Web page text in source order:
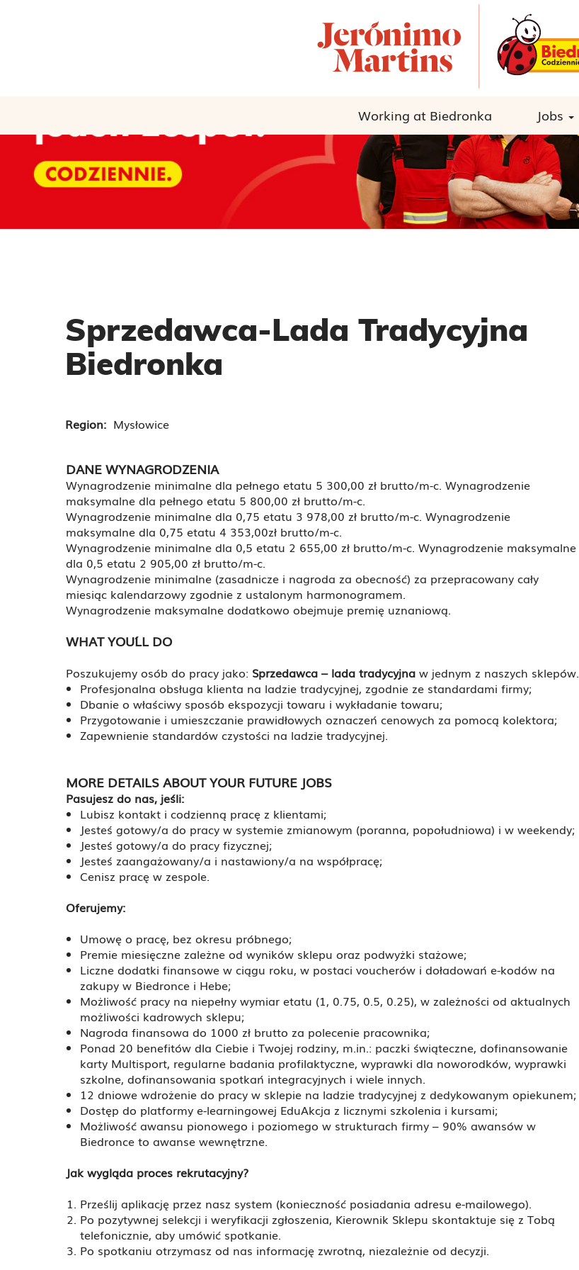
Working at Biedronka Jobs
Sprzedawca-Lada Tradycyjna
Biedronka
Region: Mysłowice
DANE WYNAGRODZENIA
Wynagrodzenie minimalne dla pełnego etatu 5 300,00 zł brutto/m-c. Wynagrodzenie
maksymalne dla pełnego etatu 5 800,00 zł brutto/m-c.
Wynagrodzenie minimalne dla 0,75 etatu 3 978,00 zł brutto/m-c. Wynagrodzenie
maksymalne dla 0,75 etatu 4 353,00zł brutto/m-c.
Wynagrodzenie minimalne dla 0,5 etatu 2 655,00 zł brutto/m-c. Wynagrodzenie maksymalne
dla 0,5 etatu 2 905,00 zł brutto/m-c.
Wynagrodzenie minimalne (zasadnicze i nagroda za obecność) za przepracowany cały
miesiąc kalendarzowy zgodnie z ustalonym harmonogramem.
Wynagrodzenie maksymalne dodatkowo obejmuje premię uznaniową.
WHAT YOU´LL DO
Poszukujemy osób do pracy jako: Sprzedawca – lada tradycyjna w jednym z naszych sklepów.
Profesjonalna obsługa klienta na ladzie tradycyjnej, zgodnie ze standardami firmy;
Dbanie o właściwy sposób ekspozycji towaru i wykładanie towaru;
Przygotowanie i umieszczanie prawidłowych oznaczeń cenowych za pomocą kolektora;
Zapewnienie standardów czystości na ladzie tradycyjnej.
MORE DETAILS ABOUT YOUR FUTURE JOBS
Pasujesz do nas, jeśli:
Lubisz kontakt i codzienną pracę z klientami;
Jesteś gotowy/a do pracy w systemie zmianowym (poranna, popołudniowa) i w weekendy;
Jesteś gotowy/a do pracy fizycznej;
Jesteś zaangażowany/a i nastawiony/a na współpracę;
Cenisz pracę w zespole.
Oferujemy:
Umowę o pracę, bez okresu próbnego;
Premie miesięczne zależne od wyników sklepu oraz podwyżki stażowe;
Liczne dodatki finansowe w ciągu roku, w postaci voucherów i doładowań e-kodów na
zakupy w Biedronce i Hebe;
Możliwość pracy na niepełny wymiar etatu (1, 0.75, 0.5, 0.25), w zależności od aktualnych
możliwości kadrowych sklepu;
Nagroda finansowa do 1000 zł brutto za polecenie pracownika;
Ponad 20 benefitów dla Ciebie i Twojej rodziny, m.in.: paczki świąteczne, dofinansowanie
karty Multisport, regularne badania profilaktyczne, wyprawki dla noworodków, wyprawki
szkolne, dofinansowania spotkań integracyjnych i wiele innych.
12 dniowe wdrożenie do pracy w sklepie na ladzie tradycyjnej z dedykowanym opiekunem;
Dostęp do platformy e-learningowej EduAkcja z licznymi szkolenia i kursami;
Możliwość awansu pionowego i poziomego w strukturach firmy – 90% awansów w
Biedronce to awanse wewnętrzne.
Jak wygląda proces rekrutacyjny?
Prześlij aplikację przez nasz system (konieczność posiadania adresu e-mailowego).
Po pozytywnej selekcji i weryfikacji zgłoszenia, Kierownik Sklepu skontaktuje się z Tobą
telefonicznie, aby umówić spotkanie.
Po spotkaniu otrzymasz od nas informację zwrotną, niezależnie od decyzji.